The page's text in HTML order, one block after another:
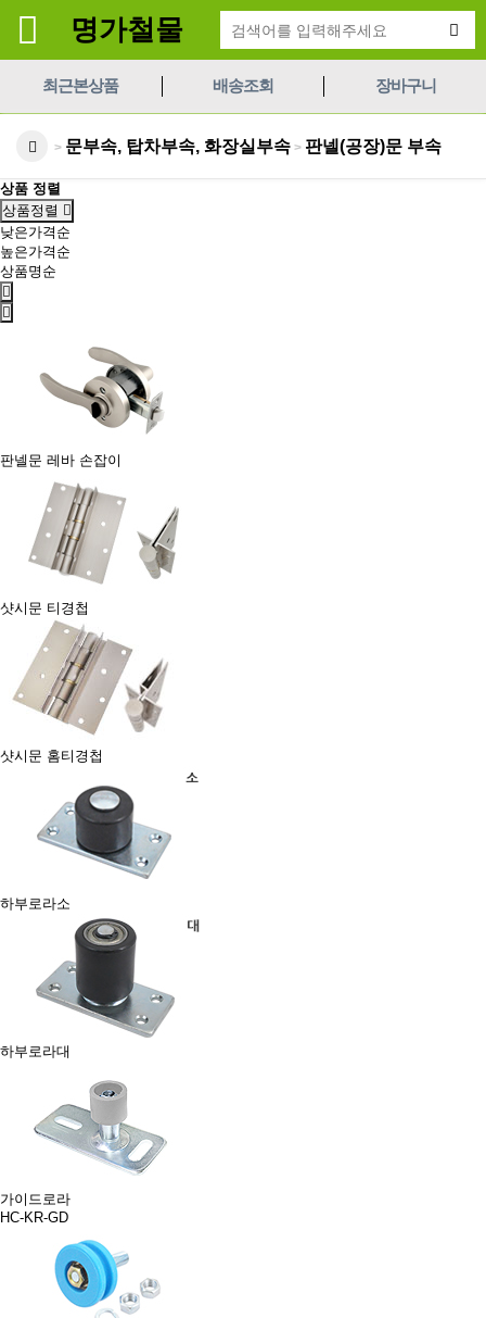
명가철물
최근본상품 배송조회 장바구니
> 문부속, 탑차부속, 화장실부속 > 판넬(공장)문 부속
상품 정렬
상품정렬
낮은가격순
높은가격순
상품명순
판넬문 레바 손잡이
샷시문 티경첩
샷시문 홈티경첩
하부로라소
하부로라대
가이드로라
HC-KR-GD